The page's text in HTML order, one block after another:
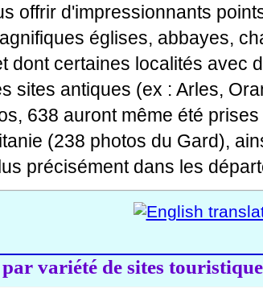
offrir d'impressionnants
églises, abbayes,
dont certaines localités avec
sites antiques (ex : Arles,
638 auront même été
(238 photos du Gard),
précisément dans les
variété de sites